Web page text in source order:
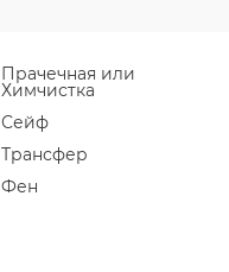
Прачечная или
Химчистка
Сейф
Трансфер
Фен